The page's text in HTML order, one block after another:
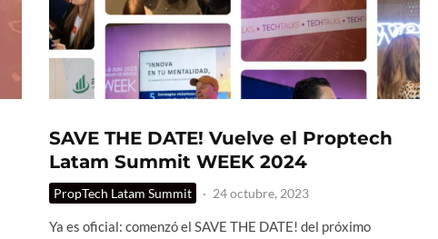
SAVE THE DATE! Vuelve el Proptech
Latam Summit WEEK 2024
PropTech Latam Summit · 24 octubre, 2023
Ya es oficial: comenzó el SAVE THE DATE! del próximo